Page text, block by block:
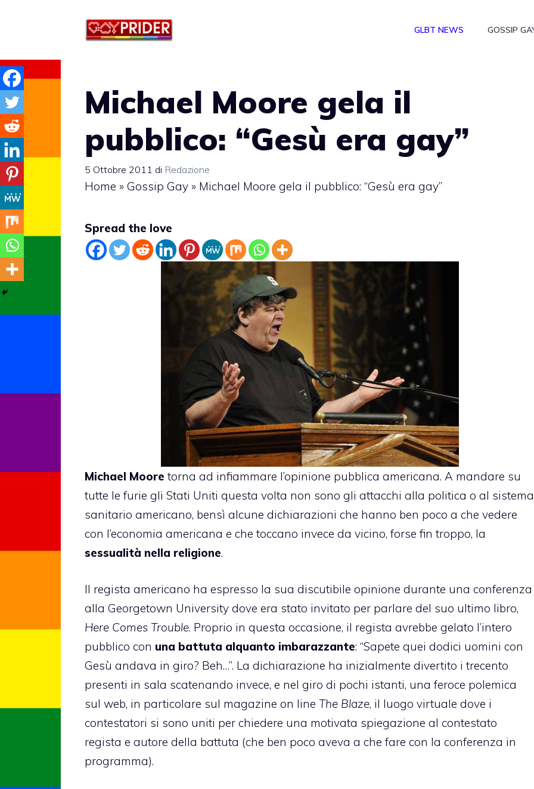
GLBT NEWS GOSSIP
Michael Moore gela il
pubblico: “Gesù era gay”
5 Ottobre 2011 di Redazione
Home » Gossip Gay » Michael Moore gela il pubblico: “Gesù era gay”
Spread the love
Michael Moore torna ad infiammare l’opinione pubblica americana. A mandare su
tutte le furie gli Stati Uniti questa volta non sono gli attacchi alla politica o al sistema
sanitario americano, bensì alcune dichiarazioni che hanno ben poco a che vedere
con l’economia americana e che toccano invece da vicino, forse fin troppo, la
sessualità nella religione.
Il regista americano ha espresso la sua discutibile opinione durante una conferenza
alla Georgetown University dove era stato invitato per parlare del suo ultimo libro,
Here Comes Trouble. Proprio in questa occasione, il regista avrebbe gelato l’intero
pubblico con una battuta alquanto imbarazzante: “Sapete quei dodici uomini con
Gesù andava in giro? Beh…”. La dichiarazione ha inizialmente divertito i trecento
presenti in sala scatenando invece, e nel giro di pochi istanti, una feroce polemica
sul web, in particolare sul magazine on line The Blaze, il luogo virtuale dove i
contestatori si sono uniti per chiedere una motivata spiegazione al contestato
regista e autore della battuta (che ben poco aveva a che fare con la conferenza in
programma).